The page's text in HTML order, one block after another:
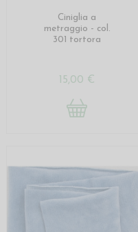
Ciniglia a
metraggio - col.
301 tortora
15,00 €